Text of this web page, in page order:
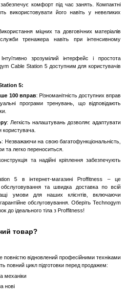
тренажер –
Station 5. Цей тренажер є
дозволяють створити ефективний і
Station 5:
різноманітним насадкам і
підходить для тренувань усіх
тренувань – з Technogym
різних вправ.
: Тренажер обладнаний сучасними
тренувань і мінімізувати ризик
: Technogym Cable Station 5
що забезпечує комфорт під час
використовувати його
: Використання міцних та
служби тренажера навіть при
Cable Station 5 доступним
Station 5:
більше 100 вправ: Різноманітність
програми тренувань,